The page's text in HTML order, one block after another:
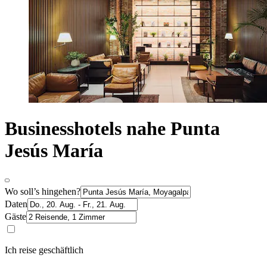
Businesshotels nahe Punta
Jesús María
Wo soll’s hingehen?
Daten
Gäste
Ich reise geschäftlich